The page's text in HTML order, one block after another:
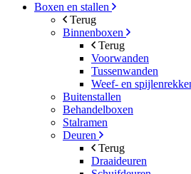
Boxen en stallen
Terug
Binnenboxen
Terug
Voorwanden
Tussenwanden
Weef- en
Buitenstallen
Behandelboxen
Stalramen
Deuren
Terug
Draaideuren